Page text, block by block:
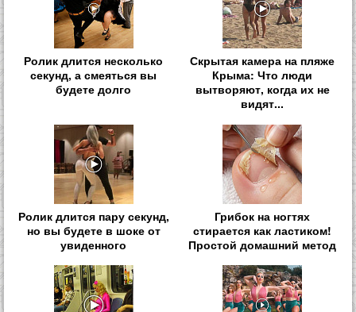
Ролик длится несколько
секунд, а смеяться вы
будете долго
Скрытая камера на пляже
Крыма: Что люди
вытворяют, когда их не
видят...
Ролик длится пару секунд,
но вы будете в шоке от
увиденного
Грибок на ногтях
стирается как ластиком!
Простой домашний метод